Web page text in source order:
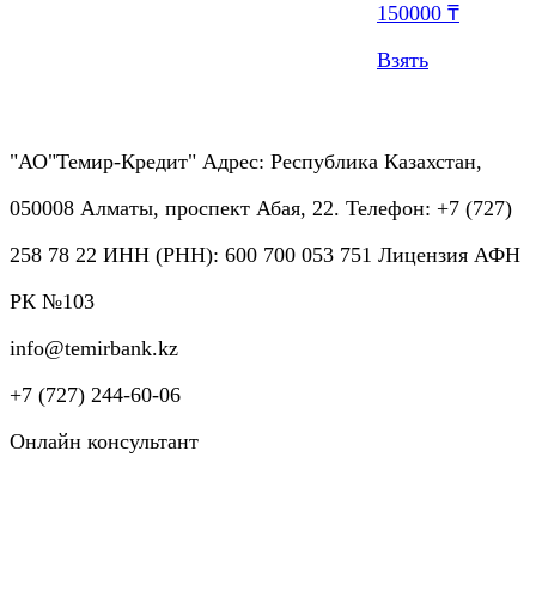
150000 ₸
Взять
"АО"Темир-Кредит" Адрес: Республика Казахстан,
050008 Алматы, проспект Абая, 22. Телефон: +7 (727)
258 78 22 ИНН (РНН): 600 700 053 751 Лицензия АФН
РК №103
info@temirbank.kz
+7 (727) 244-60-06
Онлайн консультант